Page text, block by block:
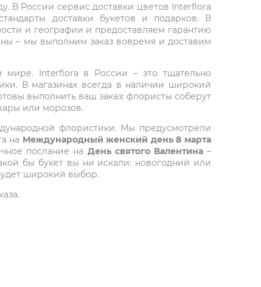
В России сервис доставки цветов Interflora
доставки букетов и подарков. В
и географии и предоставляем гарантию
– мы выполним заказ вовремя и доставим
мире. Interflora в России – это тщательно
В магазинах всегда в наличии широкий
выполнить ваш заказ: флористы соберут
или морозов.
флористики. Мы предусмотрели
на Международный женский день 8 марта
послание на День святого Валентина–
бы букет вы ни искали: новогодний или
широкий выбор.